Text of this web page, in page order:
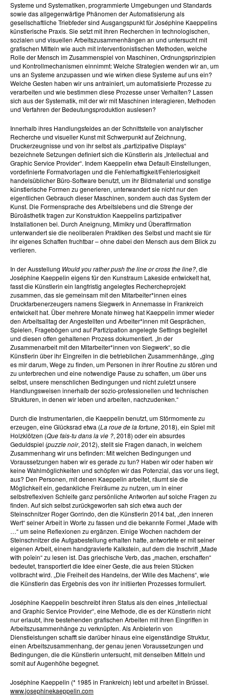
Systeme und Systematiken, programmierte Umgebungen und Standards
sowie das allgegenwärtige Phänomen der Automatisierung als
gesellschaftliche Triebfeder sind Ausgangspunkt für Joséphine Kaeppelins
künstlerische Praxis. Sie setzt mit ihren Recherchen in technologischen,
sozialen und visuellen Arbeitszusammenhängen an und untersucht mit
grafischen Mitteln wie auch mit interventionistischen Methoden, welche
Rolle der Mensch im Zusammenspiel von Maschinen, Ordnungsprinzipien
und Kontrollmechanismen einnimmt: Welche Strategien wenden wir an, um
uns an Systeme anzupassen und wie wirken diese Systeme auf uns ein?
Welche Gesten haben wir uns antrainiert, um automatisierte Prozesse zu
verarbeiten und wie bestimmen diese Prozesse unser Verhalten? Lassen
sich aus der Systematik, mit der wir mit Maschinen interagieren, Methoden
und Verfahren der Bedeutungsproduktion auslesen?
Innerhalb ihres Handlungsfeldes an der Schnittstelle von analytischer
Recherche und visueller Kunst mit Schwerpunkt auf Zeichnung,
Druckerzeugnisse und von ihr selbst als „partizipative Displays“
bezeichnete Setzungen definiert sich die Künstlerin als „Intellectual and
Graphic Service Provider“. Indem Kaeppelin etwa Default-Einstellungen,
vordefinierte Formatvorlagen und die Fehlerhaftigkeit/Fehlerlosigkeit
handelsüblicher Büro-Software benutzt, um ihr Bildmaterial und sonstige
künstlerische Formen zu generieren, unterwandert sie nicht nur den
eigentlichen Gebrauch dieser Maschinen, sondern auch das System der
Kunst. Die Formensprache des Arbeitslebens und die Strenge der
Büroästhetik tragen zur Konstruktion Kaeppelins partizipativer
Installationen bei. Durch Aneignung, Mimikry und Überaffirmation
unterwandert sie die neoliberalen Praktiken des Selbst und macht sie für
ihr eigenes Schaffen fruchtbar – ohne dabei den Mensch aus dem Blick zu
verlieren.
In der Ausstellung Would you rather push the line or cross the line?, die
Joséphine Kaeppelin eigens für den Kunstraum Lakeside entwickelt hat,
fasst die Künstlerin ein langfristig angelegtes Rechercheprojekt
zusammen, das sie gemeinsam mit den Mitarbeiter*innen eines
Druckfarbenerzeugers namens Siegwerk in Annemasse in Frankreich
entwickelt hat. Über mehrere Monate hinweg hat Kaeppelin immer wieder
den Arbeitsalltag der Angestellten und Arbeiter*innen mit Gesprächen,
Spielen, Fragebögen und auf Partizipation angelegte Settings begleitet
und diesen offen gehaltenen Prozess dokumentiert. „In der
Zusammenarbeit mit den Mitarbeiter*innen von Siegwerk“, so die
Künstlerin über ihr Eingreifen in die betrieblichen Zusammenhänge, „ging
es mir darum, Wege zu finden, um Personen in ihrer Routine zu stören und
zu unterbrechen und eine notwendige Pause zu schaffen, um über uns
selbst, unsere menschlichen Bedingungen und nicht zuletzt unsere
Handlungsweisen innerhalb der sozio-professionellen und technischen
Strukturen, in denen wir leben und arbeiten, nachzudenken.“
Durch die Instrumentarien, die Kaeppelin benutzt, um Störmomente zu
erzeugen, eine Glücksrad etwa (La roue de la fortune, 2018), ein Spiel mit
Holzklötzen (Que fais-tu dans la vie ?, 2018) oder ein absurdes
Geduldspiel (puzzle noir, 2012), stellt sie Fragen danach, in welchem
Zusammenhang wir uns befinden: Mit welchen Bedingungen und
Voraussetzungen haben wir es gerade zu tun? Haben wir oder haben wir
keine Wahlmöglichkeiten und schöpfen wir das Potenzial, das vor uns liegt,
aus? Den Personen, mit denen Kaeppelin arbeitet, räumt sie die
Möglichkeit ein, gedankliche Freiräume zu nutzen, um in einer
selbstreflexiven Schleife ganz persönliche Antworten auf solche Fragen zu
finden. Auf sich selbst zurückgeworfen sah sich etwa auch der
Steinschnitzer Roger Gorrindo, den die Künstlerin 2014 bat, „den inneren
Wert“ seiner Arbeit in Worte zu fassen und die bekannte Formel „Made with
…“ um seine Reflexionen zu ergänzen. Einige Wochen nachdem der
Steinschnitzer die Aufgabestellung erhalten hatte, antwortete er mit seiner
eigenen Arbeit, einem handgravierte Kalkstein, auf dem die Inschrift „Made
with poïein“ zu lesen ist. Das griechische Verb, das „machen, erschaffen“
bedeutet, transportiert die Idee einer Geste, die aus freien Stücken
vollbracht wird. „Die Freiheit des Handelns, der Wille des Machens“, wie
die Künstlerin das Ergebnis des von ihr initiierten Prozesses formuliert.
Joséphine Kaeppelin beschreibt ihren Status als den eines „Intellectual
and Graphic Service Provider“, eine Methode, die es der Künstlerin nicht
nur erlaubt, ihre bestehenden grafischen Arbeiten mit ihren Eingriffen in
Arbeitszusammenhänge zu verknüpfen. Als Anbieterin von
Dienstleistungen schafft sie darüber hinaus eine eigenständige Struktur,
einen Arbeitszusammenhang, der genau jenen Voraussetzungen und
Bedingungen, die die Künstlerin untersucht, mit denselben Mitteln und
somit auf Augenhöhe begegnet.
Joséphine Kaeppelin (* 1985 in Frankreich) lebt und arbeitet in Brüssel.
www.josephinekaeppelin.com